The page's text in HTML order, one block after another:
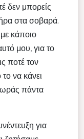
δεν μπορείς
στα σοβαρά.
κάποιο
μου, για το
ποτέ τον
να κάνει
πάντα
για